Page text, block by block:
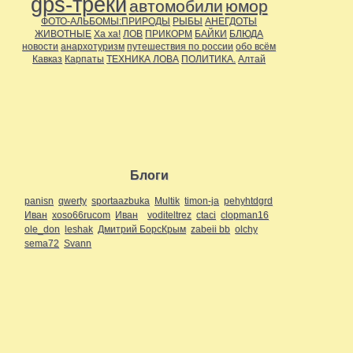
gps-треки автомобили юмор
ФОТО-АЛЬБОМЫ:ПРИРОДЫ РЫБЫ АНЕГДОТЫ
ЖИВОТНЫЕ Ха ха! ЛОВ ПРИКОРМ БАЙКИ БЛЮДА
новости анархотуризм путешествия по россии обо всём
Кавказ Карпаты ТЕХНИКА ЛОВА ПОЛИТИКА. Алтай
Блоги
panisn qwerty sportaazbuka Multik timon-ja pehyhtdgrd
Иван xoso66rucom Иван voditeltrez ctaci clopman16
ole_don leshak Дмитрий БорсКрым zabeii bb olchy
sema72 Svann